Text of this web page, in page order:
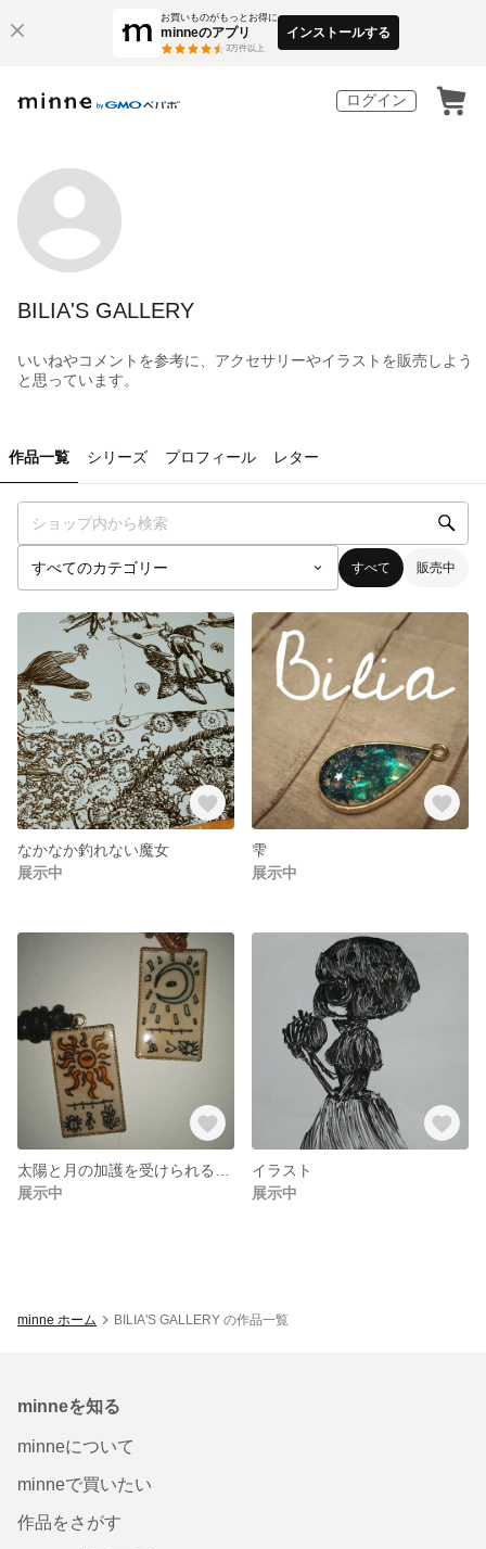
お買いものがもっとお得に
minneのアプリ
3万件以上
インストールする
ログイン
BILIA'S GALLERY
いいねやコメントを参考に、アクセサリーやイラストを販売しよう
と思っています。
作品一覧 シリーズ プロフィール レター
すべて 販売中
なかなか釣れない魔女
展示中
雫
展示中
展示中
イラスト
展示中
minne ホーム BILIA'S GALLERY の作品一覧
minneを知る
minneについて
minneで買いたい
作品をさがす